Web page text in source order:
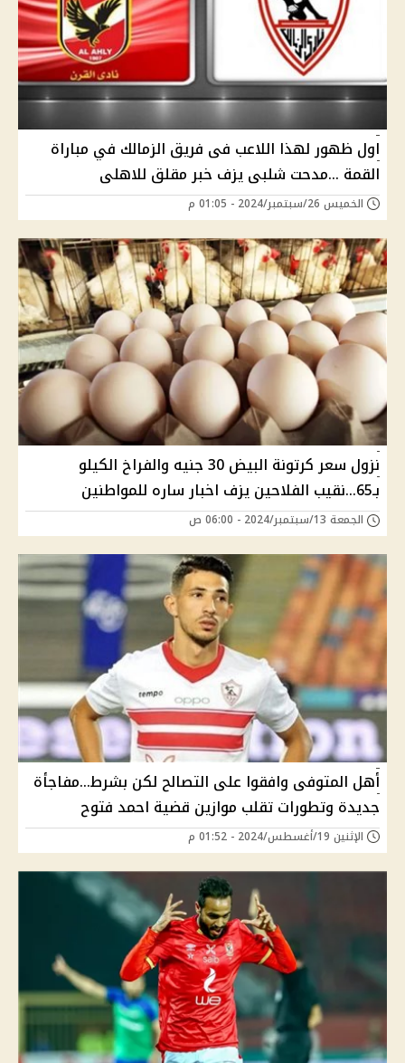
اول ظهور لهذا اللاعب فى فريق الزمالك في مباراة
القمة ...مدحت شلبى يزف خبر مقلق للاهلى
الخميس 26/سبتمبر/2024 - 01:05 م
نزول سعر كرتونة البيض 30 جنيه والفراخ الكيلو
بـ65...نقيب الفلاحين يزف اخبار ساره للمواطنين
الجمعة 13/سبتمبر/2024 - 06:00 ص
أهل المتوفى وافقوا على التصالح لكن بشرط...مفاجأة
جديدة وتطورات تقلب موازين قضية احمد فتوح
الإثنين 19/أغسطس/2024 - 01:52 م